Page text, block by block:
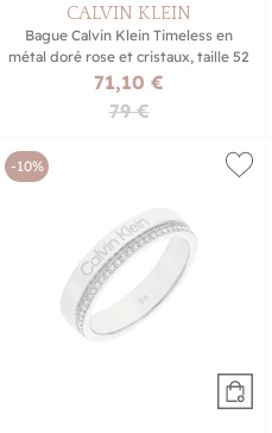
CALVIN KLEIN
Bague Calvin Klein Timeless en
métal doré rose et cristaux, taille 52
71,10 €
79 €
-10%